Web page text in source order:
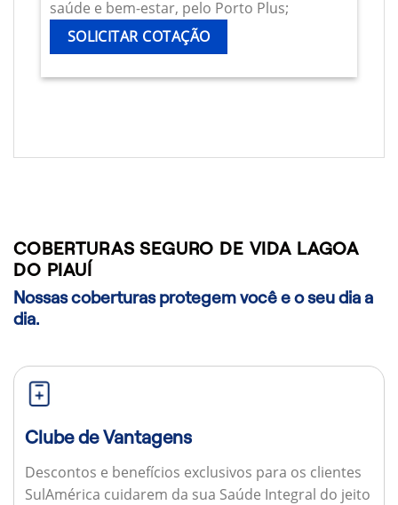
saúde e bem-estar, pelo Porto Plus;
SOLICITAR COTAÇÃO
COBERTURAS SEGURO DE VIDA LAGOA
DO PIAUÍ
Nossas coberturas protegem você e o seu dia a
dia.
Clube de Vantagens
Descontos e benefícios exclusivos para os clientes
SulAmérica cuidarem da sua Saúde Integral do jeito